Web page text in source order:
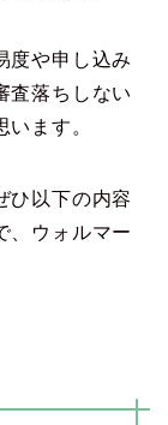
度や申し込み
査落ちしない
ます。
ひ以下の内容
、ウォルマー